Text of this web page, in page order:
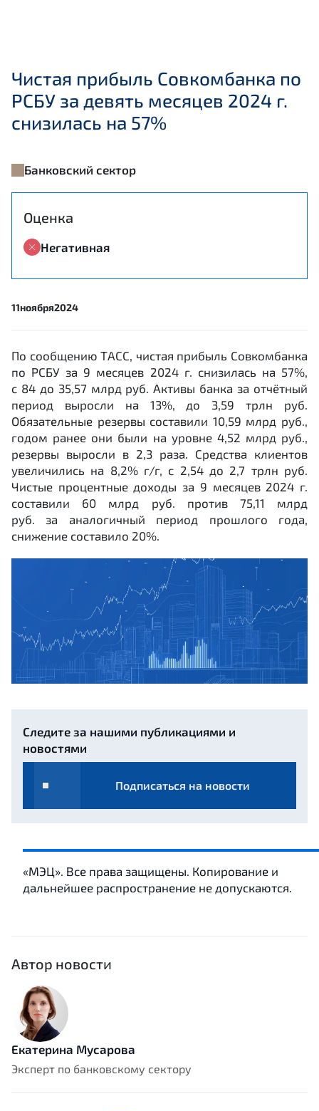
Чистая прибыль Совкомбанка по
РСБУ за девять месяцев 2024 г.
снизилась на 57%
Банковский сектор
Оценка
Негативная
11ноября2024
По сообщению ТАСС, чистая прибыль Совкомбанка
по РСБУ за 9 месяцев 2024 г. снизилась на 57%,
с 84 до 35,57 млрд руб. Активы банка за отчётный
период выросли на 13%, до 3,59 трлн руб.
Обязательные резервы составили 10,59 млрд руб.,
годом ранее они были на уровне 4,52 млрд руб.,
резервы выросли в 2,3 раза. Средства клиентов
увеличились на 8,2% г/г, с 2,54 до 2,7 трлн руб.
Чистые процентные доходы за 9 месяцев 2024 г.
составили 60 млрд руб. против 75,11 млрд
руб. за аналогичный период прошлого года,
снижение составило 20%.
Следите за нашими публикациями и
новостями
Подписаться на новости
«МЭЦ». Все права защищены. Копирование и
дальнейшее распространение не допускаются.
Автор новости
Екатерина Мусарова
Эксперт по банковскому сектору